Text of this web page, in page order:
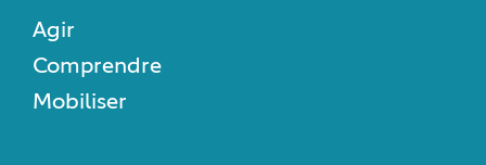
Agir
Comprendre
Mobiliser